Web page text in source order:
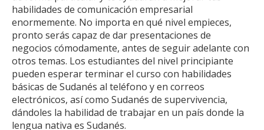
habilidades de comunicación empresarial
enormemente. No importa en qué nivel empieces,
pronto serás capaz de dar presentaciones de
negocios cómodamente, antes de seguir adelante con
otros temas. Los estudiantes del nivel principiante
pueden esperar terminar el curso con habilidades
básicas de Sudanés al teléfono y en correos
electrónicos, así como Sudanés de supervivencia,
dándoles la habilidad de trabajar en un país donde la
lengua nativa es Sudanés.